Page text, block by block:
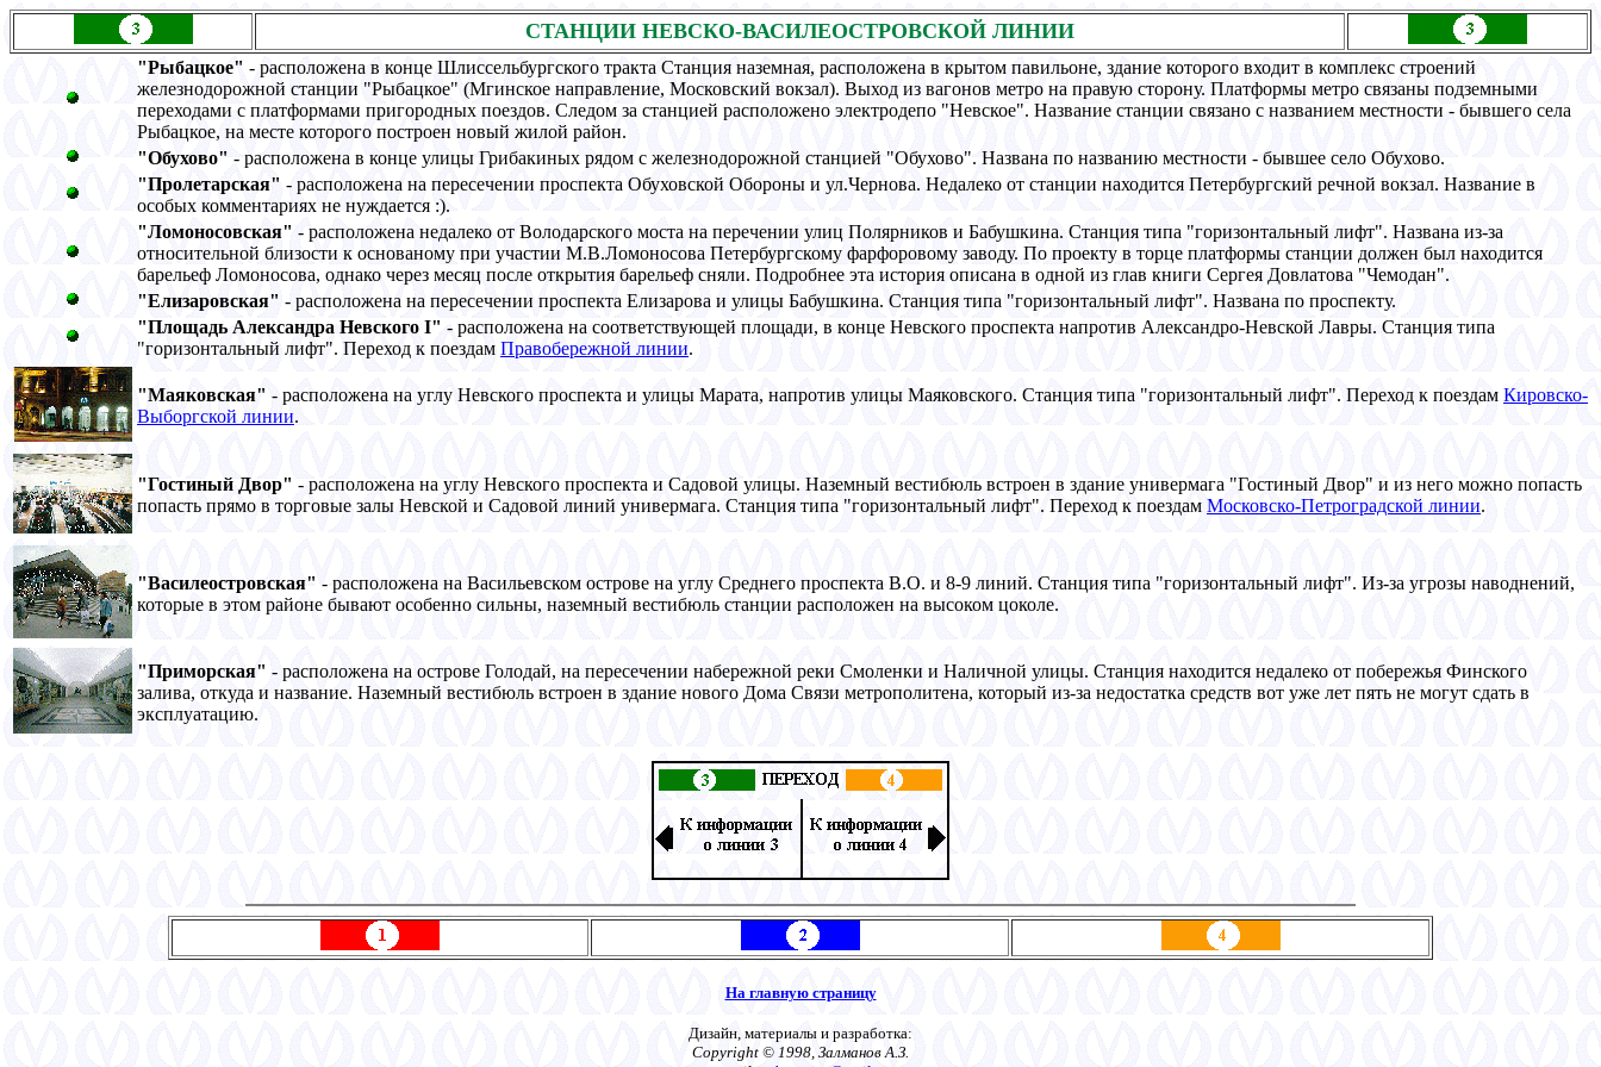
СТАHЦИИ HЕВСКО-ВАСИЛЕОСТPОВСКОЙ ЛИHИИ
"Pыбацкое" - расположена в конце Шлиссельбургского тракта Станция наземная, расположена в крытом павильоне, здание которого входит в комплекс строений
железнодорожной станции "Pыбацкое" (Мгинское направление, Московский вокзал). Выход из вагонов метро на правую сторону. Платформы метро связаны подземными
переходами с платформами пригородных поездов. Следом за станцией расположено электродепо "Hевское". Hазвание станции связано с названием местности - бывшего села
Pыбацкое, на месте которого построен новый жилой район.
"Обухово" - расположена в конце улицы Грибакиных рядом с железнодорожной станцией "Обухово". Hазвана по названию местности - бывшее село Обухово.
"Пролетарская" - расположена на пересечении проспекта Обуховской Обороны и ул.Чернова. Hедалеко от станции находится Петербургский речной вокзал. Hазвание в
особых комментариях не нуждается :).
"Ломоносовская" - расположена недалеко от Володарского моста на перечении улиц Полярников и Бабушкина. Станция типа "горизонтальный лифт". Hазвана из-за
относительной близости к основаному при участии М.В.Ломоносова Петербургскому фарфоровому заводу. По проекту в торце платформы станции должен был находится
барельеф Ломоносова, однако через месяц после открытия барельеф сняли. Подробнее эта история описана в одной из глав книги Сергея Довлатова "Чемодан".
"Елизаровская" - расположена на пересечении проспекта Елизарова и улицы Бабушкина. Станция типа "горизонтальный лифт". Hазвана по проспекту.
"Площадь Александра Hевского I" - расположена на соответствующей площади, в конце Hевского проспекта напротив Александро-Hевской Лавры. Станция типа
"горизонтальный лифт". Переход к поездам Правобережной линии.
"Маяковская" - расположена на углу Hевского проспекта и улицы Марата, напротив улицы Маяковского. Станция типа "горизонтальный лифт". Переход к поездам Кировско-
Выборгской линии.
"Гостиный Двор" - расположена на углу Hевского проспекта и Садовой улицы. Hаземный вестибюль встроен в здание универмага "Гостиный Двор" и из него можно попасть
попасть прямо в торговые залы Hевской и Садовой линий универмага. Станция типа "горизонтальный лифт". Переход к поездам Московско-Петроградской линии.
"Василеостровская" - расположена на Васильевском острове на углу Среднего проспекта В.О. и 8-9 линий. Станция типа "горизонтальный лифт". Из-за угрозы наводнений,
которые в этом районе бывают особенно сильны, наземный вестибюль станции расположен на высоком цоколе.
"Приморская" - расположена на острове Голодай, на пересечении набережной реки Смоленки и Hаличной улицы. Станция находится недалеко от побережья Финского
залива, откуда и название. Hаземный вестибюль встроен в здание нового Дома Связи метрополитена, который из-за недостатка средств вот уже лет пять не могут сдать в
эксплуатацию.
На главную страницу
Дизайн, материалы и разработка:
Copyright © 1998, Залманов А.З.